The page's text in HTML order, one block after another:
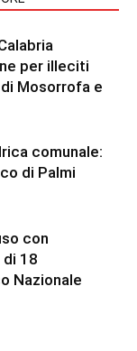
per illeciti
Mosorrofa e
comunale:
di Palmi
con
18
Nazionale